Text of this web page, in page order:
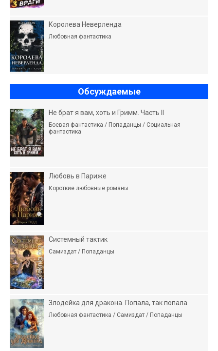
Королева Неверленда
Любовная фантастика
Обсуждаемые
Не брат я вам, хоть и Гримм. Часть II
Боевая фантастика / Попаданцы / Социальная
фантастика
Любовь в Париже
Короткие любовные романы
Системный тактик
Самиздат / Попаданцы
Злодейка для дракона. Попала, так попала
Любовная фантастика / Самиздат / Попаданцы